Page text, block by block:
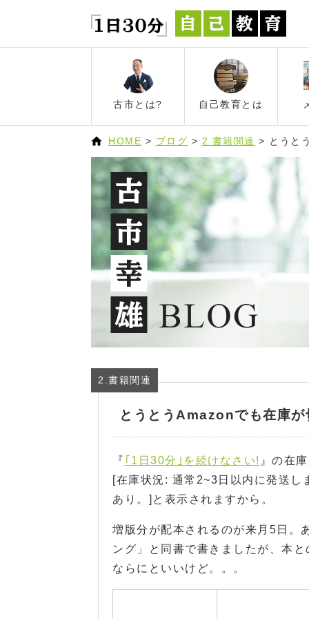
古市とは? 自己教育とは
HOME > ブログ > 2.書籍関連 > とうと
2.書籍関連
とうとうAmazonでも在庫が
『 ｢1日30分｣を続けなさい! 』の在
[在庫状況: 通常2~3日以内に発送し
あり。]と表示されますから。
増版分が配本されるのが来月5日。
ング」と同書で書きましたが、本
ならにといいけど。。。